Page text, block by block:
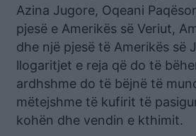
Azina Jugore, Oqeani
pjesë e Amerikës së Veriut,
dhe një pjesë të Amerikës së
llogaritjet e reja që do të
ardhshme do të bëjnë të
mëtejshme të kufirit të
kohën dhe vendin e kthimit.